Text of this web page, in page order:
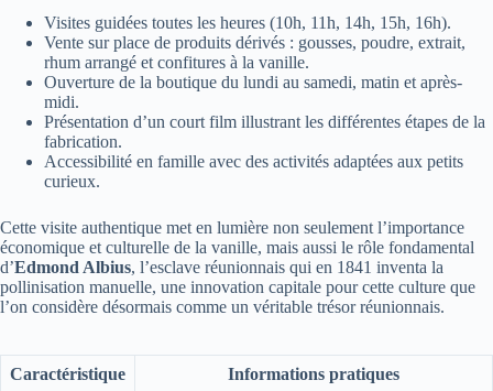
Visites guidées toutes les heures (10h, 11h, 14h, 15h, 16h).
Vente sur place de produits dérivés : gousses, poudre, extrait,
rhum arrangé et confitures à la vanille.
Ouverture de la boutique du lundi au samedi, matin et après-
midi.
Présentation d’un court film illustrant les différentes étapes de la
fabrication.
Accessibilité en famille avec des activités adaptées aux petits
curieux.
Cette visite authentique met en lumière non seulement l’importance
économique et culturelle de la vanille, mais aussi le rôle fondamental
d’Edmond Albius, l’esclave réunionnais qui en 1841 inventa la
pollinisation manuelle, une innovation capitale pour cette culture que
l’on considère désormais comme un véritable trésor réunionnais.
Caractéristique Informations pratiques